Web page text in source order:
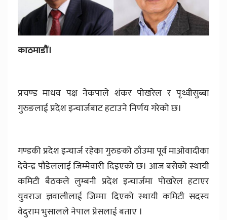
काठमाडौं।
प्रचण्ड माधव पक्ष नेकपाले शंकर पोखरेल र पृथ्वीसुब्बा
गुरुङलाई प्रदेश इन्चार्जबाट हटाउने निर्णय गरेको छ।
गण्डकी प्रदेश इन्चार्ज रहेका गुरुङको ठाँउमा पूर्व माओवादीका
देवेन्द्र पौडेललाई जिम्मेवारी दिइएको छ। आज बसेको स्थायी
कमिटी बैठकले लुम्बनी प्रदेश इन्चार्जमा पोखरेल हटाएर
युवराज ज्ञवालीलाई जिम्मा दिएको स्थायी कमिटी सदस्य
वेदुराम भुसालले नेपाल प्रेसलाई बताए ।